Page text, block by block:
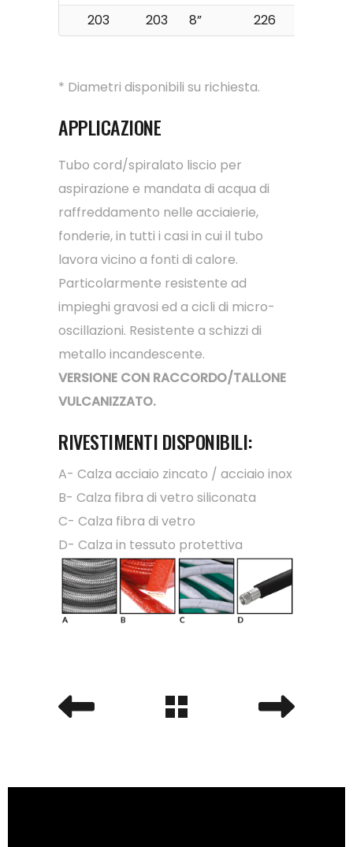
203
203 8” 226
* Diametri disponibili su richiesta.
APPLICAZIONE
Tubo cord/spiralato liscio per
aspirazione e mandata di acqua di
raffreddamento nelle acciaierie,
fonderie, in tutti i casi in cui il tubo
lavora vicino a fonti di calore.
Particolarmente resistente ad
impieghi gravosi ed a cicli di micro-
oscillazioni. Resistente a schizzi di
metallo incandescente.
VERSIONE CON RACCORDO/TALLONE
VULCANIZZATO.
RIVESTIMENTI DISPONIBILI:
A- Calza acciaio zincato / acciaio inox
B- Calza fibra di vetro siliconata
C- Calza fibra di vetro
D- Calza in tessuto protettiva